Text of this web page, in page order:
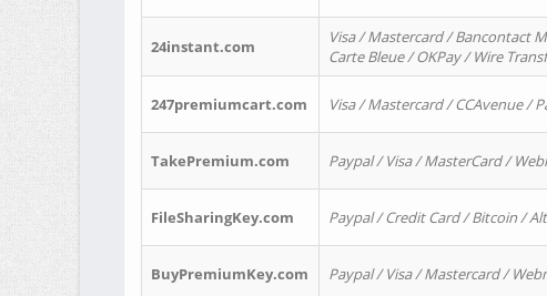
24instant.com
Visa / Mastercard / Bancontact
Carte Bleue / OKPay / Wire
247premiumcart.com Visa / Mastercard / CCAvenue /
TakePremium.com Paypal / Visa / MasterCard /
FileSharingKey.com Paypal / Credit Card / Bitcoin /
BuyPremiumKey.com Paypal / Visa / Mastercard /